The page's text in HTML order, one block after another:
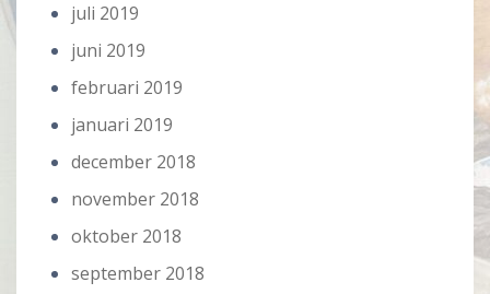
juli 2019
juni 2019
februari 2019
januari 2019
december 2018
november 2018
oktober 2018
september 2018